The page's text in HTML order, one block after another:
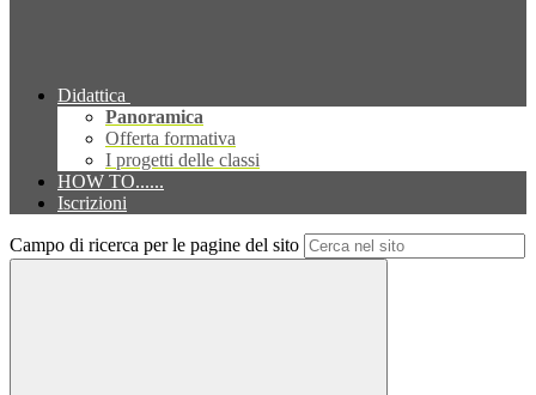
Didattica
Panoramica
Offerta formativa
I progetti delle classi
HOW TO......
Iscrizioni
Campo di ricerca per le pagine del sito